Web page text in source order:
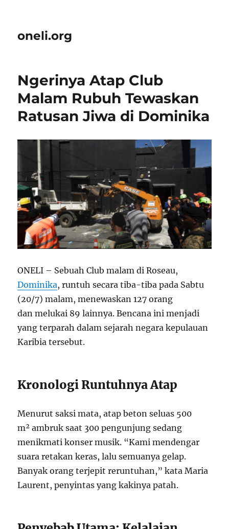
oneli.org
Ngerinya Atap Club
Malam Rubuh Tewaskan
Ratusan Jiwa di Dominika
ONELI – Sebuah Club malam di Roseau,
Dominika, runtuh secara tiba-tiba pada Sabtu
(20/7) malam, menewaskan 127 orang
dan melukai 89 lainnya. Bencana ini menjadi
yang terparah dalam sejarah negara kepulauan
Karibia tersebut.
Kronologi Runtuhnya Atap
Menurut saksi mata, atap beton seluas 500
m² ambruk saat 300 pengunjung sedang
menikmati konser musik. “Kami mendengar
suara retakan keras, lalu semuanya gelap.
Banyak orang terjepit reruntuhan,” kata Maria
Laurent, penyintas yang kakinya patah.